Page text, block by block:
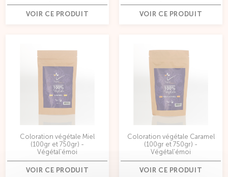
VOIR CE PRODUIT VOIR CE PRODUIT
Coloration végétale Miel
(100gr et 750gr) -
Végétal'émoi
VOIR CE PRODUIT
Coloration végétale Caramel
(100gr et 750gr) -
Végétal'émoi
VOIR CE PRODUIT